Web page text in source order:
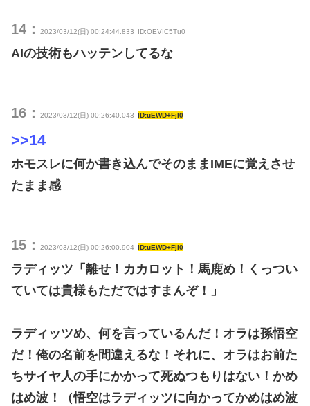
14： 2023/03/12(日) 00:24:44.833 ID:OEVIC5Tu0
AIの技術もハッテンしてるな
16： 2023/03/12(日) 00:26:40.043 ID:uEWD+FjI0
>>14
ホモスレに何か書き込んでそのままIMEに覚えさせ
たまま感
15： 2023/03/12(日) 00:26:00.904 ID:uEWD+FjI0
ラディッツ「離せ！カカロット！馬鹿め！くっつい
ていては貴様もただではすまんぞ！」
ラディッツめ、何を言っているんだ！オラは孫悟空
だ！俺の名前を間違えるな！それに、オラはお前た
ちサイヤ人の手にかかって死ぬつもりはない！かめ
はめ波！（悟空はラディッツに向かってかめはめ波